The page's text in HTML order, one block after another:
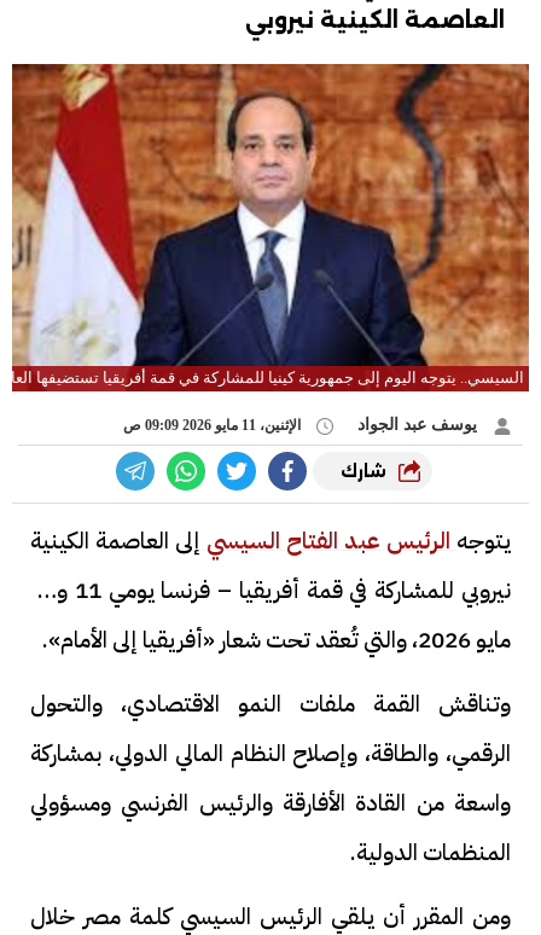
العاصمة الكينية نيروبي
السيسي.. يتوجه اليوم إلى جمهورية كينيا للمشاركة في قمة أفريقيا تستضيفها
يوسف عبد الجواد الإثنين، 11 مايو 2026 09:09 ص
شارك
يتوجه الرئيس عبد الفتاح السيسي إلى العاصمة الكينية
نيروبي للمشاركة في قمة أفريقيا – فرنسا يومي 11 و12
مايو 2026، والتي تُعقد تحت شعار «أفريقيا إلى الأمام».
وتناقش القمة ملفات النمو الاقتصادي، والتحول
الرقمي، والطاقة، وإصلاح النظام المالي الدولي، بمشاركة
واسعة من القادة الأفارقة والرئيس الفرنسي ومسؤولي
المنظمات الدولية.
ومن المقرر أن يلقي الرئيس السيسي كلمة مصر خلال